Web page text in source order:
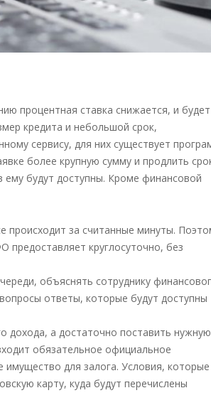
процентная ставка снижается, и будет
кредита и небольшой срок,
сервису, для них существует
более крупную сумму и продлить
будут доступны. Кроме финансовой
происходит за считанные минуты.
круглосуточно, без
объяснять сотруднику
ответы, которые будут доступны
дохода, а достаточно поставить нужную
обязательное официальное
для залога. Условия, которые
карту, куда будут перечислены